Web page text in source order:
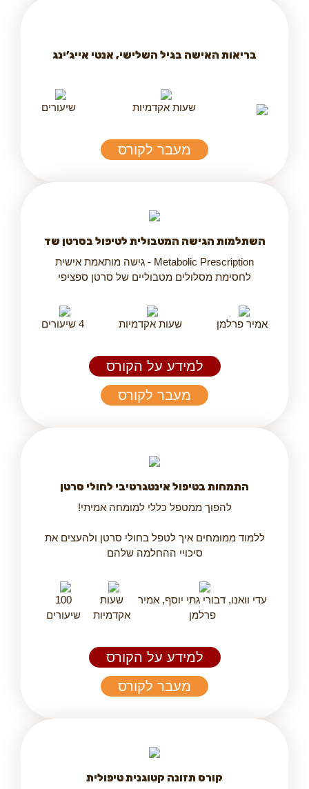
בריאות האישה בגיל השלישי, אנטי אייג’ינג
שעות אקדמיות שיעורים
מעבר לקורס
השתלמות הגישה המטבולית לטיפול בסרטן שד
Metabolic Prescription - גישה מותאמת אישית
לחסימת מסלולים מטבוליים של סרטן ספציפי
אמיר פרלמן שעות אקדמיות 4 שיעורים
למידע על הקורס
מעבר לקורס
התמחות בטיפול אינטגרטיבי לחולי סרטן
להפוך ממטפל כללי למומחה אמיתי!
ללמוד ממומחים איך לטפל בחולי סרטן ולהעצים את
סיכויי ההחלמה שלהם
עדי וואנו, דבורי גתי יוסף, אמיר
פרלמן
שעות
אקדמיות
100
שיעורים
למידע על הקורס
מעבר לקורס
קורס תזונה קטוגנית טיפולית